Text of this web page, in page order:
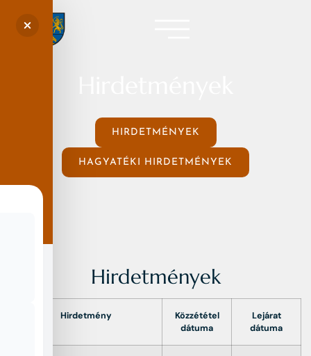
HIRDETMÉNYEK
HAGYATÉKI HIRDETMÉNYEK
Hirdetmények
Hirdetmény
Közzététel
dátuma
Lejárat
dátuma